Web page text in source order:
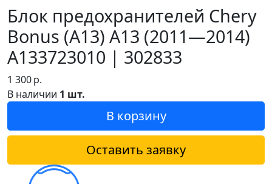
Блок предохранителей Chery
Bonus (A13) A13 (2011—2014)
A133723010 | 302833
1 300р.
В наличии 1 шт.
В корзину
Оставить заявку